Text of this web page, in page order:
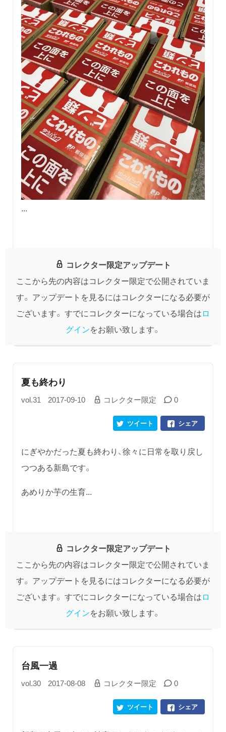
...
コレクター限定アップデート
ここから先の内容はコレクター限定で公開されていま
す。 アップデートを見るにはコレクターになる必要が
ございます。 すでにコレクターになっている場合はロ
グインをお願い致します。
夏も終わり
vol.31 2017-09-10 コレクター限定 0
シェア
ツイート
にぎやかだった夏も終わり、徐々に日常を取り戻し
つつある新島です。
あめりか芋の生育...
コレクター限定アップデート
ここから先の内容はコレクター限定で公開されていま
す。 アップデートを見るにはコレクターになる必要が
ございます。 すでにコレクターになっている場合はロ
グインをお願い致します。
台風一過
vol.30 2017-08-08 コレクター限定 0
シェア
ツイート